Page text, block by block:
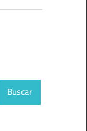
Buscar